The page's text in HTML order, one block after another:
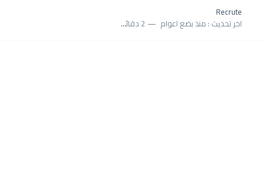
Recrute
اخر تحديث : منذ بضع اعوام 2 دقائق للقراءة